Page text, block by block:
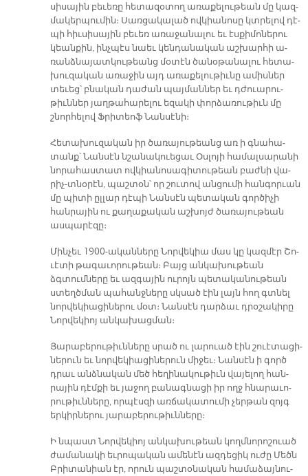
սի­սա­յին բե­ւե­ռը հե­տա­զօ­տող ա­ռա­քե­լու­թեան մը կազ­
մա­կեր­պու­մին։ ­Սառ­ցա­կա­լած ով­կիա­նո­սը կտրե­լով դէ­
պի հիւ­սի­սա­յին բե­ւեռ ա­ռա­ջա­նա­լու եւ էս­քի­մո­նե­րու
կեան­քին, ինչ­պէս նաեւ կեն­դա­նա­կան աշ­խար­հի ա­
ռանձ­նա­յատ­կու­թեանց մօ­տէն ծա­նօ­թա­նա­լու հե­տա­
խու­զա­կան ա­ռա­ջին այդ ա­ռա­քե­լու­թիւ­նը ա­միս­ներ
տե­ւեց՝ բնա­կան դա­ժան պայ­ման­ներ եւ դժո­ւա­րու­
թիւն­ներ յաղ­թա­հա­րե­լու ե­զա­կի փոր­ձա­ռու­թիւն մը
շնոր­հե­լով ­Ֆ­­րի­տեոֆ Նան­սէ­նի։
Հե­տա­խու­զա­կան իր ծա­ռա­յու­թեանց առ ի գնա­հա­
տանք՝ ­Նան­սէն նշա­նա­կո­ւե­ցաւ Օս­լո­յի հա­մալ­սա­րա­նի
նո­րա­հաս­տատ ով­կիա­նո­սա­գի­տու­թեան բաժ­նի վա­
րիչ-տնօ­րէն, պաշ­տօն՝ որ շու­տով ան­ցու­մի հանգո­րւան
մը պի­տի ըլ­լար դէ­պի ­Նան­սէն պե­տա­կան գոր­ծի­չի
հան­րա­յին ու քա­ղա­քա­կան աշ­խոյժ ծա­ռա­յու­թեան
աս­պա­րէ­զը։
Մին­չեւ 1900-ա­կան­նե­րը Նոր­վե­կիա մաս կը կազ­մէր ­Շո­
ւէ­տի թա­գա­ւո­րու­թեան։ ­Բայց ան­կա­խու­թեան
ձգտում­նե­րը եւ ազ­գա­յին ու­րոյն պե­տա­կա­նու­թեան
ստեղծ­ման պա­հանջ­նե­րը սկսած էին լայն հող գտնել
նոր­վե­կիա­ցի­նե­րու մօտ։ ­Նան­սէն դար­ձաւ դրօ­շա­կի­րը
Նոր­վե­կիոյ ան­կա­խաց­ման։
Յա­րա­բե­րու­թիւն­նե­րը սրած ու լա­րո­ւած էին շո­ւէ­տա­ցի­
նե­րուն եւ նոր­վե­կիա­ցի­նե­րուն մի­ջեւ։ ­Նան­սէն ի գործ
դրաւ անձ­նա­կան մեծ հե­ղի­նա­կու­թիւն վա­յե­լող հան­
րա­յին դէմքի եւ յա­ջող բա­նագ­նա­ցի իր ողջ հնա­րա­ւո­
րու­թիւն­նե­րը, որ­պէս­զի առ­ճա­կա­տու­մի չեր­թան զոյգ
եր­կիր­նե­րու յա­րա­բե­րու­թիւն­նե­րը։
Ի նպաստ ­Նոր­վե­կիոյ ան­կա­խու­թեան կողմ­նո­րո­շուած
ժա­մա­նա­կի եւ­րո­պա­կան ա­մենէն ազ­դե­ցիկ ու­ժը ­Մեծն
Բ­­րի­տա­նիան էր, ո­րուն պաշ­տօ­նա­կան հա­մա­ձայ­նու­